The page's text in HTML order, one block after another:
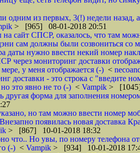
одним из первых, 3(!) недели назад,
> [965] 08-01-2018 20:51
на сайт СПСР, оказалось, что там
сам должны были созвониться со
даты нужно ввести некий номер
через мониторинг доставки
у меня отображается (-) <
доставки - это строка с "введите
это явно не то (-) < Vampik >
другая форма для заполнения
но там можно ввести номер
появилась новая доставка
> [867] 10-01-2018 18:32
что.. Но увы, по номеру телефона
(-) < Vampik > [934] 10-01-2018